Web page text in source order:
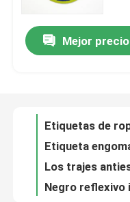
Productos
Sobre nosotros
Contacto
Mejor precio